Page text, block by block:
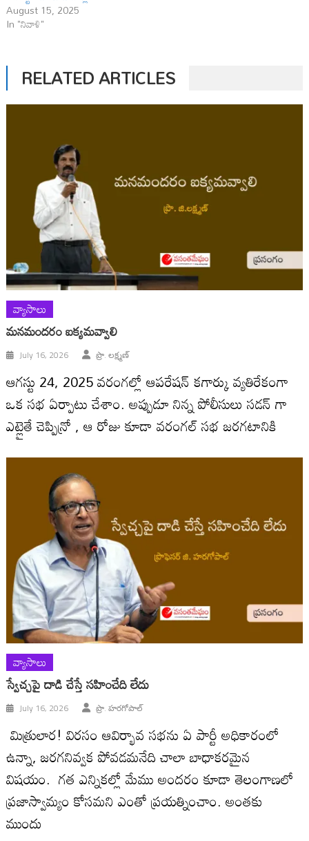
August 15, 2025
In "నివాళి"
RELATED ARTICLES
వ్యాసాలు
మనమందరం ఐక్యమవ్వాలి
July 16, 2026 ప్రొ. లక్ష్మణ్
ఆగస్టు 24, 2025 వరంగల్లో ఆపరేషన్ కగార్కు వ్యతిరేకంగా
ఒక సభ ఏర్పాటు చేశాం. అప్పుడూ నిన్న పోలీసులు సడన్ గా
ఎట్లైతే చెప్పిన్రో , ఆ రోజు కూడా వరంగల్ సభ జరగటానికి
వ్యాసాలు
స్వేచ్చపై దాడి చేస్తే సహించేది లేదు
July 16, 2026 ప్రొ. హరగోపాల్
మిత్రులార! విరసం ఆవిర్భావ సభను ఏ పార్టీ అధికారంలో
ఉన్నా, జరగనివ్వక పోవడమనేది చాలా బాధాకరమైన
విషయం. గత ఎన్నికల్లో మేము అందరం కూడా తెలంగాణలో
ప్రజాస్వామ్యం కోసమని ఎంతో ప్రయత్నించాం. అంతకు
ముందు